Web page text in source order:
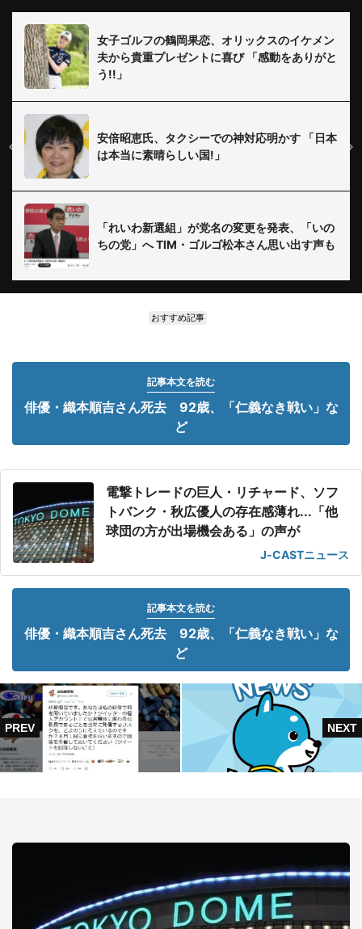
女子ゴルフの鶴岡果恋、オリックスのイケメン
夫から貴重プレゼントに喜び 「感動をありがと
う!!」
安倍昭恵氏、タクシーでの神対応明かす 「日本
は本当に素晴らしい国!」
「れいわ新選組」が党名の変更を発表、「いの
ちの党」へ TIM・ゴルゴ松本さん思い出す声も
おすすめ記事
記事本文を読む
俳優・織本順吉さん死去 92歳、「仁義なき戦い」な
ど
電撃トレードの巨人・リチャード、ソフ
トバンク・秋広優人の存在感薄れ...「他
球団の方が出場機会ある」の声が
J-CASTニュース
記事本文を読む
俳優・織本順吉さん死去 92歳、「仁義なき戦い」な
ど